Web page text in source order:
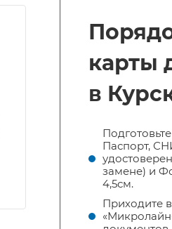
карты
в
Паспорт,
замене) и
4,5см.
Приходите